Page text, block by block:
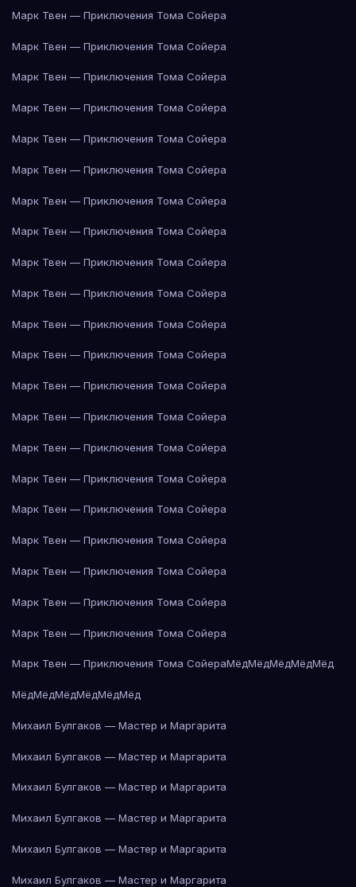
Марк Твен — Приключения Тома Сойера
Марк Твен — Приключения Тома Сойера
Марк Твен — Приключения Тома Сойера
Марк Твен — Приключения Тома Сойера
Марк Твен — Приключения Тома Сойера
Марк Твен — Приключения Тома Сойера
Марк Твен — Приключения Тома Сойера
Марк Твен — Приключения Тома Сойера
Марк Твен — Приключения Тома Сойера
Марк Твен — Приключения Тома Сойера
Марк Твен — Приключения Тома Сойера
Марк Твен — Приключения Тома Сойера
Марк Твен — Приключения Тома Сойера
Марк Твен — Приключения Тома Сойера
Марк Твен — Приключения Тома Сойера
Марк Твен — Приключения Тома Сойера
Марк Твен — Приключения Тома Сойера
Марк Твен — Приключения Тома Сойера
Марк Твен — Приключения Тома Сойера
Марк Твен — Приключения Тома Сойера
Марк Твен — Приключения Тома Сойера
Марк Твен — Приключения Тома СойераМёдМёдМёдМёдМёд
МёдМёдМёдМёдМёдМёд
Михаил Булгаков — Мастер и Маргарита
Михаил Булгаков — Мастер и Маргарита
Михаил Булгаков — Мастер и Маргарита
Михаил Булгаков — Мастер и Маргарита
Михаил Булгаков — Мастер и Маргарита
Михаил Булгаков — Мастер и Маргарита